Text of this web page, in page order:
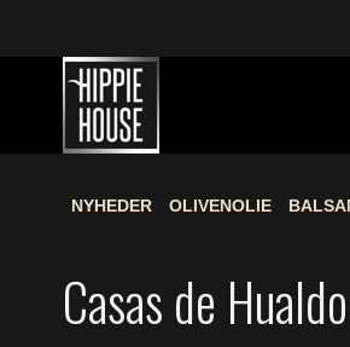
NYHEDER OLIVENOLIE
Casas de Hualdo